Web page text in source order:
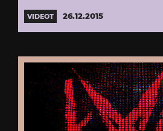
VIDEOT 26.12.2015